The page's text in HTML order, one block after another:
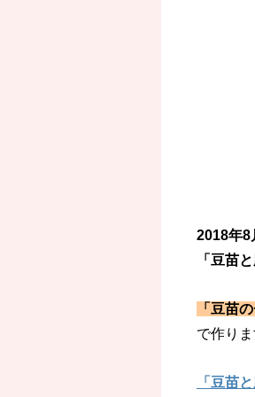
2018年8
「豆苗
「豆苗
で作り
「豆苗